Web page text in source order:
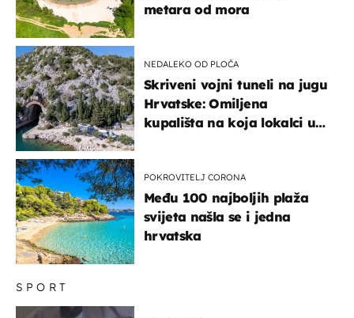
SPORT
metara od mora
NEDALEKO OD PLOČA
Skriveni vojni tuneli na jugu
Hrvatske: Omiljena
kupališta na koja lokalci u
POKROVITELJ CORONA
Među 100 najboljih plaža
svijeta našla se i jedna
hrvatska